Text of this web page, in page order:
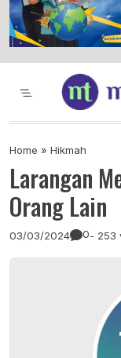
Majelis
Home » Hikmah
Larangan
Orang Lain
03/03/2024 0- 253